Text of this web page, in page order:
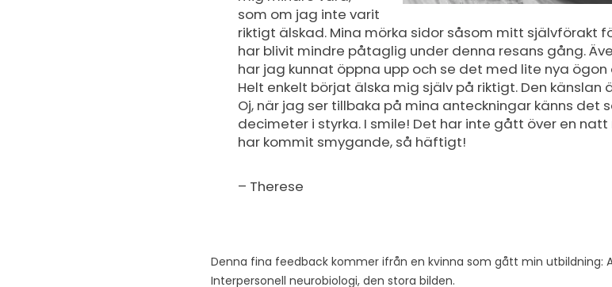
som om jag inte varit
riktigt älskad. Mina mörka sidor såsom mitt självförakt
har blivit mindre påtaglig under denna resans gång.
har jag kunnat öppna upp och se det med lite nya
Helt enkelt börjat älska mig själv på riktigt. Den känslan
Oj, när jag ser tillbaka på mina anteckningar känns det
decimeter i styrka. I smile! Det har inte gått över en
har kommit smygande, så häftigt!
– Therese
Denna fina feedback kommer ifrån en kvinna som gått min utbildning:
Interpersonell neurobiologi, den stora bilden.